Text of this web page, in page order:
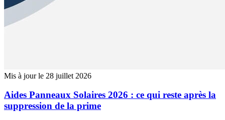
Mis à jour le 28 juillet 2026
Aides Panneaux Solaires 2026 : ce qui reste après la
suppression de la prime